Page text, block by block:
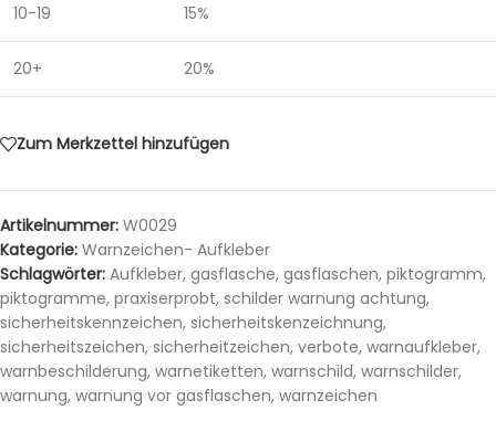
10-19 15%
20+ 20%
Zum Merkzettel hinzufügen
Artikelnummer: W0029
Kategorie: Warnzeichen- Aufkleber
Schlagwörter: Aufkleber, gasflasche, gasflaschen, piktogramm,
piktogramme, praxiserprobt, schilder warnung achtung,
sicherheitskennzeichen, sicherheitskenzeichnung,
sicherheitszeichen, sicherheitzeichen, verbote, warnaufkleber,
warnbeschilderung, warnetiketten, warnschild, warnschilder,
warnung, warnung vor gasflaschen, warnzeichen